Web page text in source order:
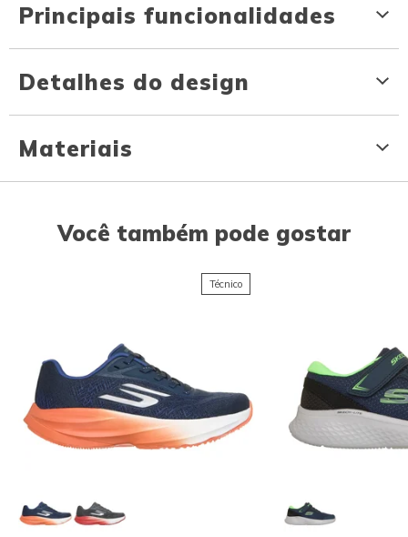
Principais funcionalidades
Detalhes do design
Materiais
Você também pode gostar
Técnico